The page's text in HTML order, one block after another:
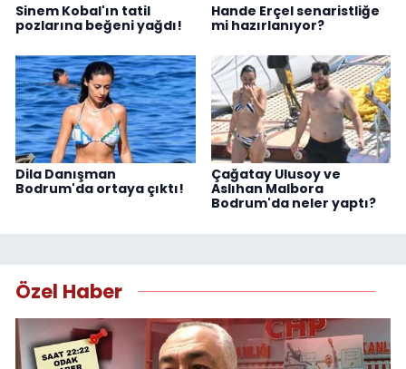
Sinem Kobal'ın tatil
pozlarına beğeni yağdı!
Hande Erçel senaristliğe
mi hazırlanıyor?
Dila Danışman
Bodrum'da ortaya çıktı!
Çağatay Ulusoy ve
Aslıhan Malbora
Bodrum'da neler yaptı?
Özel Haber